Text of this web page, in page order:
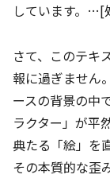
しています。
さて、このテキ
報に過ぎません
ースの背景の中
ラクター」が平
典たる「絵」を
その本質的な歪